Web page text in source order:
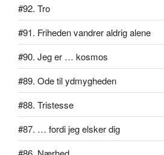
#92. Tro
#91. Friheden vandrer aldrig alene
#90. Jeg er … kosmos
#89. Ode til ydmygheden
#88. Tristesse
#87. … fordi jeg elsker dig